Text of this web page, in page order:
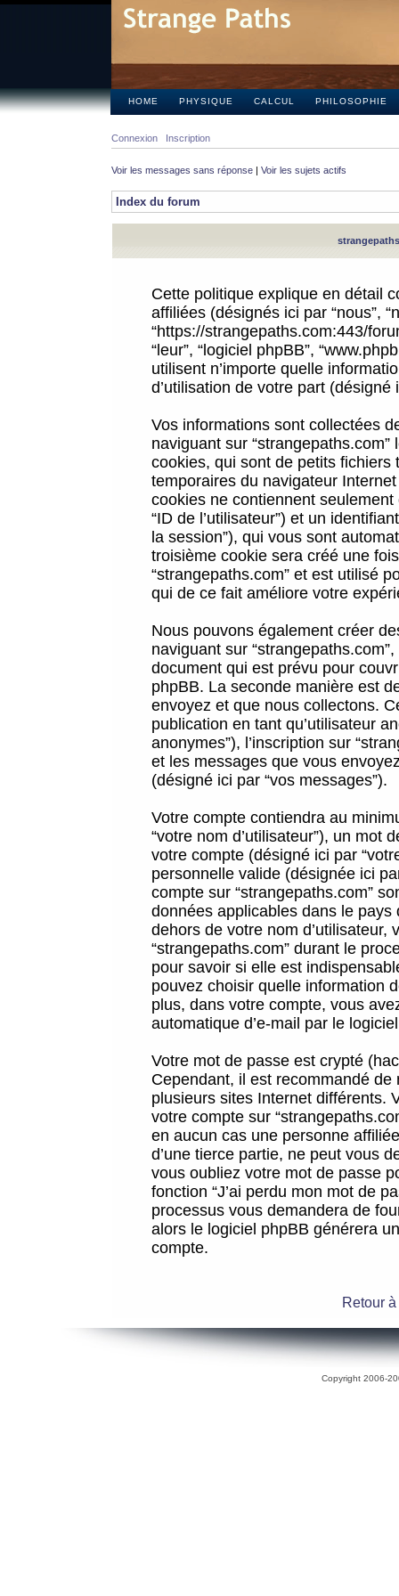
HOME PHYSIQUE CALCUL PHILOSOPHIE
Connexion Inscription
Voir les messages sans réponse | Voir les sujets actifs
Index du forum
Cette politique explique en détail
affiliées (désignés ici par “nous”,
“https://strangepaths.com:443/
“leur”, “logiciel phpBB”,
utilisent n’importe quelle
d’utilisation de votre part (désigné
Vos informations sont collectées
naviguant sur
cookies, qui sont de petits
temporaires du navigateur
cookies ne contiennent
“ID de l’utilisateur”) et un
la session”), qui vous sont
troisième cookie sera créé une
“strangepaths.com” et est utilisé
qui de ce fait améliore votre
Nous pouvons également créer
naviguant sur
document qui est prévu pour
phpBB. La seconde manière est
envoyez et que nous collectons.
publication en tant qu’utilisateur
anonymes”), l’inscription sur
et les messages que vous
(désigné ici par “vos messages”).
Votre compte contiendra au
“votre nom d’utilisateur”), un mot
votre compte (désigné ici par
personnelle valide (désignée ici
compte sur “strangepaths.com”
données applicables dans le
dehors de votre nom
“strangepaths.com” durant le
pour savoir si elle est
pouvez choisir quelle information
plus, dans votre compte, vous
automatique d’e-mail par le
Votre mot de passe est crypté
Cependant, il est recommandé
plusieurs sites Internet différents.
votre compte sur
en aucun cas une personne
d’une tierce partie, ne peut vous
vous oubliez votre mot de passe
fonction “J’ai perdu mon mot de
processus vous demandera de
alors le logiciel phpBB générera
compte.
Retour
Copyright 2006-